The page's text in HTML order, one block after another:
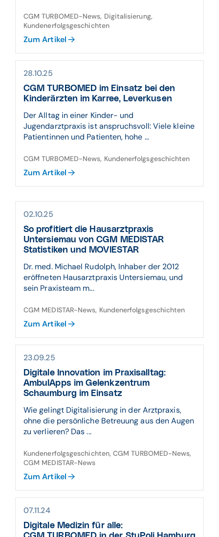
CGM TURBOMED-News, Digitalisierung,
Kundenerfolgsgeschichten
Zum Artikel
28.10.25
CGM TURBOMED im Einsatz bei den
Kinderärzten im Karree, Leverkusen
Der Alltag in einer Kinder- und
Jugendarztpraxis ist anspruchsvoll: Viele kleine
Patientinnen und Patienten, hohe ...
CGM TURBOMED-News, Kundenerfolgsgeschichten
Zum Artikel
02.10.25
So profitiert die Hausarztpraxis
Untersiemau von CGM MEDISTAR
Statistiken und MOVIESTAR
Dr. med. Michael Rudolph, Inhaber der 2012
eröffneten Hausarztpraxis Untersiemau, und
sein Praxisteam m...
CGM MEDISTAR-News, Kundenerfolgsgeschichten
Zum Artikel
23.09.25
Digitale Innovation im Praxisalltag:
AmbulApps im Gelenkzentrum
Schaumburg im Einsatz
Wie gelingt Digitalisierung in der Arztpraxis,
ohne die persönliche Betreuung aus den Augen
zu verlieren? Das ...
Kundenerfolgsgeschichten, CGM TURBOMED-News,
CGM MEDISTAR-News
Zum Artikel
07.11.24
Digitale Medizin für alle: